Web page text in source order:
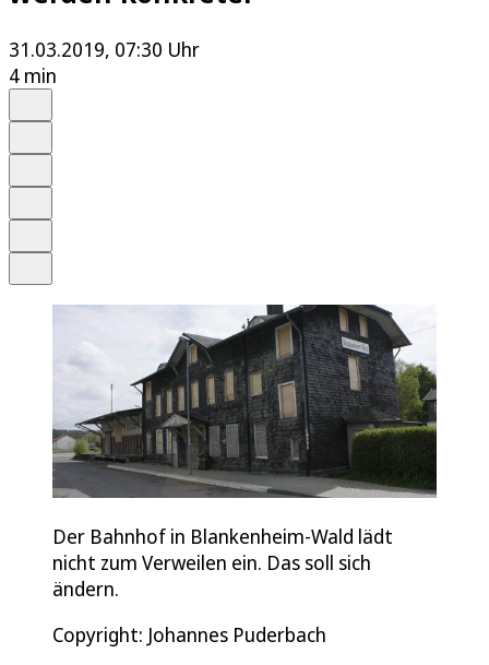
31.03.2019, 07:30 Uhr
4 min
Der Bahnhof in Blankenheim-Wald lädt
nicht zum Verweilen ein. Das soll sich
ändern.
Copyright: Johannes Puderbach